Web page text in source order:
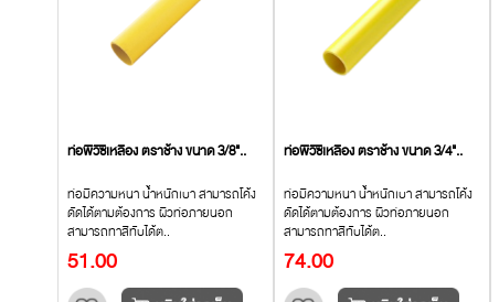
ท่อพีวีซีเหลือง ตราช้าง ขนาด 3/8"..
ท่อมีความหนา น้ำหนักเบา สามารถโค้ง
ดัดได้ตามต้องการ ผิวท่อภายนอก
สามารถทาสีทับได้ต..
51.00
ท่อพีวีซีเหลือง ตราช้าง ขนาด 3/4"..
ท่อมีความหนา น้ำหนักเบา สามารถโค้ง
ดัดได้ตามต้องการ ผิวท่อภายนอก
สามารถทาสีทับได้ต..
74.00